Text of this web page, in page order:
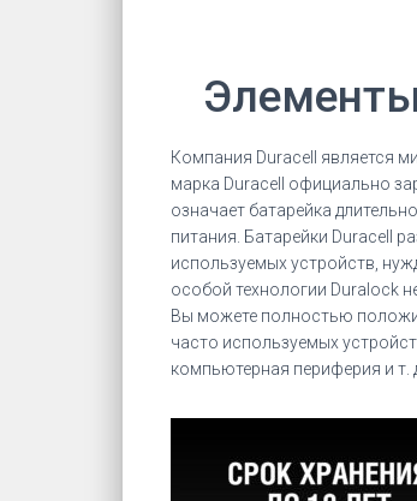
Компания Duracell является
марка Duracell официально
означает батарейка
питания. Батарейки Duracell
используемых устройств,
особой технологии Duralock
Вы можете полностью
часто используемых
компьютерная периферия и т.